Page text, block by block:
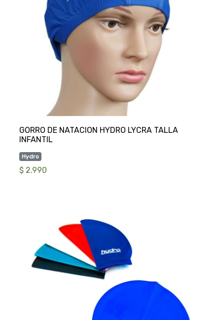
GORRO DE NATACION HYDRO LYCRA TALLA
Hydro
$ 2.990